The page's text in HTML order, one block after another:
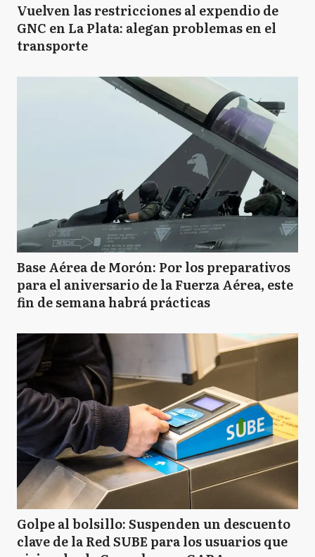
Vuelven las restricciones al expendio de
GNC en La Plata: alegan problemas en el
transporte
Base Aérea de Morón: Por los preparativos
para el aniversario de la Fuerza Aérea, este
fin de semana habrá prácticas
Golpe al bolsillo: Suspenden un descuento
clave de la Red SUBE para los usuarios que